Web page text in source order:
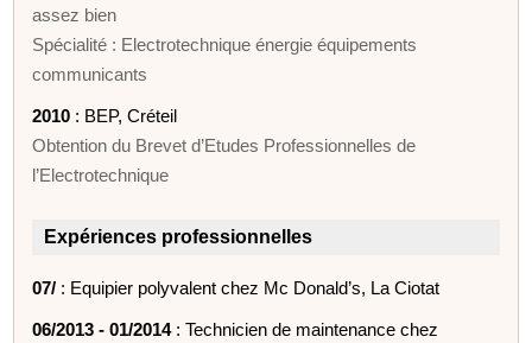
assez bien
Spécialité : Electrotechnique énergie équipements
communicants
2010 : BEP, Créteil
Obtention du Brevet d’Etudes Professionnelles de
l’Electrotechnique
Expériences professionnelles
07/ : Equipier polyvalent chez Mc Donald’s, La Ciotat
06/2013 - 01/2014: Technicien de maintenance chez